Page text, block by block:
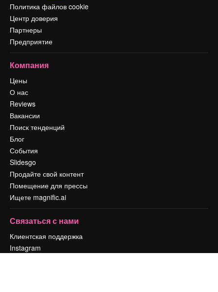
Политика файлов cookie
Центр доверия
Партнеры
Предприятие
Компания
Цены
О нас
Reviews
Вакансии
Поиск тенденций
Блог
События
Slidesgo
Продайте свой контент
Помещение для прессы
Ищете magnific.ai
Связаться с нами
Клиентская поддержка
Instagram